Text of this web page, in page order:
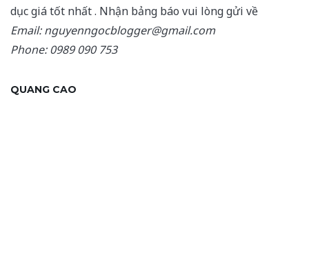
dục giá tốt nhất . Nhận bảng báo vui lòng gửi về
Email: nguyenngocblogger@gmail.com
Phone: 0989 090 753
QUANG CAO